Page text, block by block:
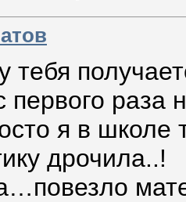
тебя
первого раза
я в школе
дрочила..!